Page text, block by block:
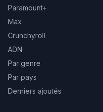
Paramount+
Max
Crunchyroll
ADN
Par genre
Par pays
Derniers ajoutés